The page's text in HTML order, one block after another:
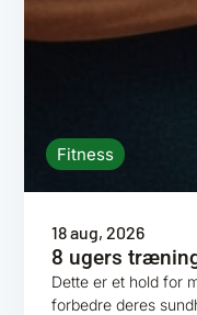
Fitness
18 aug, 2026
8 ugers
Dette er et hold for
forbedre deres